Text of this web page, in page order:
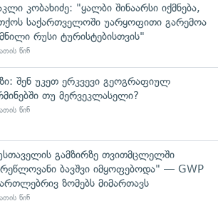
კობახიძე: "ყალბი შინაარსი იქმნება,
საქართველოში უარყოფითი გარემოა
რუსი ტურისტებისთვის"
წინ
შენ უკეთ ერკვევი გეოგრაფიულ
თუ მერვეკლასელი?
წინ
გამზირზე თვითმცლელში
ბავშვი იმყოფებოდა" — GWP
ზომებს მიმართავს
წინ